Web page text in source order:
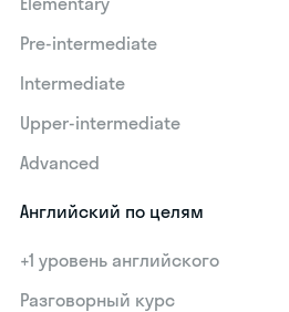
Pre-intermediate
Intermediate
Upper-intermediate
Advanced
Английский по целям
+1 уровень английского
Разговорный курс